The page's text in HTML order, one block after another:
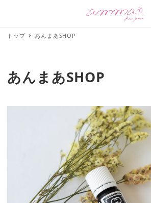
トップ あんまあSHOP
あんまあSHOP